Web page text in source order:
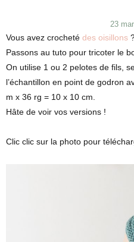
Publié
le
23
Vous avez crocheté des oisillons
Passons au tuto pour tricoter le
On utilise 1 ou 2 pelotes de fils,
l’échantillon en point de godron
m x 36 rg = 10 x 10 cm.
Hâte de voir vos versions !
Clic clic sur la photo pour